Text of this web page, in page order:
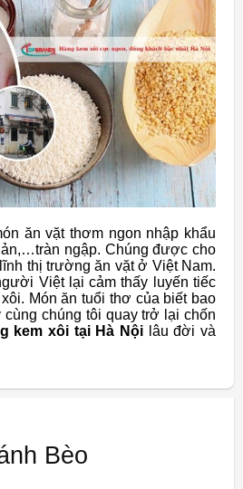
ăn vặt thơm ngon nhập khẩu
ngập. Chúng được cho
thị trường ăn vặt ở Việt Nam.
Việt lại cảm thấy luyến tiếc
Món ăn tuổi thơ của biết bao
chúng tôi quay trở lại chốn
kem xôi tại Hà Nội lâu đời và
Bèo